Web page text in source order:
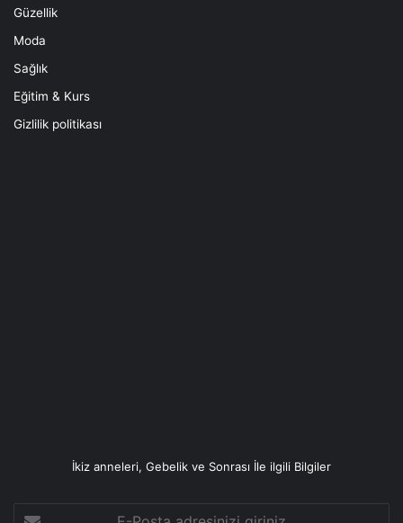
Güzellik
Moda
Sağlık
Eğitim & Kurs
Gizlilik politikası
İkiz anneleri, Gebelik ve Sonrası İle ilgili Bilgiler